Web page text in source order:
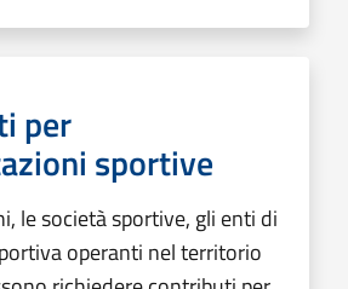
per
sportive
le società sportive, gli enti di
operanti nel territorio